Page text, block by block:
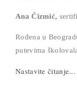
Ana Čizmić,
Rođena u
putevima
Nastavite čitanje...